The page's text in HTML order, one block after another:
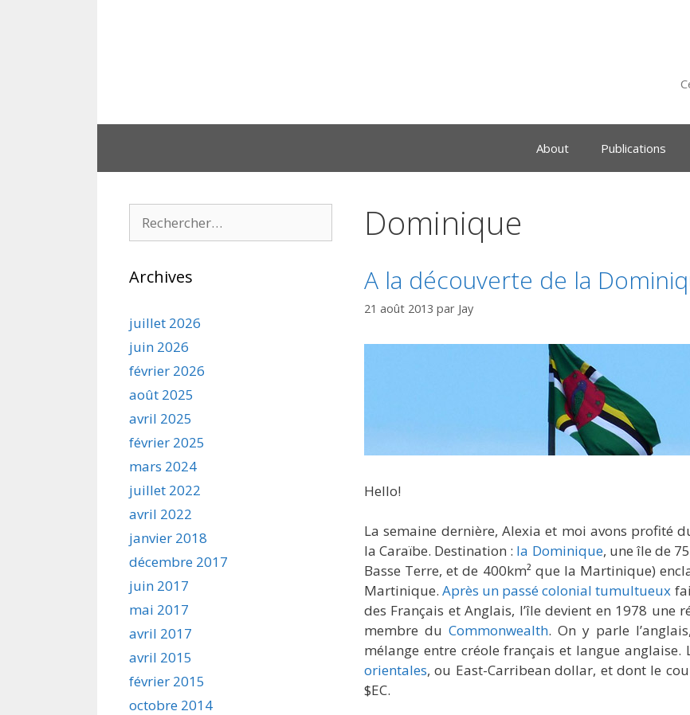
About Publications
Dominique
A la découverte de la
21 août 2013 par Jay
Hello!
La semaine dernière, Alexia et moi avons profité
la Caraïbe. Destination : la Dominique, une île de
Basse Terre, et de 400km² que la Martinique)
Martinique.Après un passé colonial tumultueux
des Français et Anglais, l’île devient en 1978
membre du Commonwealth. On y parle
mélange entre créole français et langue anglaise.
orientales, ou East-Carribean dollar, et dont le
$EC.
Archives
juillet 2026
juin 2026
février 2026
août 2025
avril 2025
février 2025
mars 2024
juillet 2022
avril 2022
janvier 2018
décembre 2017
juin 2017
mai 2017
avril 2017
avril 2015
février 2015
octobre 2014